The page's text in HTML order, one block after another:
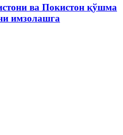
ва Покистон қўшма
имзолашга